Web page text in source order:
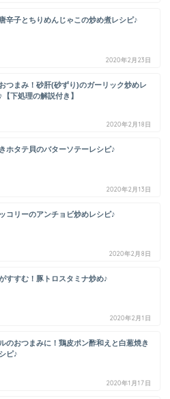
辛子とちりめんじゃこの炒め煮レシピ♪
2020年2月23日
つまみ！砂肝(砂ずり)のガーリック炒めレ
【下処理の解説付き】
2020年2月18日
ホタテ貝のバターソテーレシピ♪
2020年2月13日
コリーのアンチョビ炒めレシピ♪
2020年2月8日
すすむ！豚トロスタミナ炒め♪
2020年2月1日
のおつまみに！鶏皮ポン酢和えと白葱焼き
ピ♪
2020年1月17日